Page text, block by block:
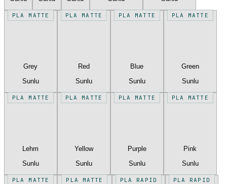
PLA MATTE
Grey
Sunlu
PLA MATTE
Red
Sunlu
PLA MATTE
Blue
Sunlu
PLA MATTE
Green
Sunlu
PLA MATTE
Lehm
Sunlu
PLA MATTE
Yellow
Sunlu
PLA MATTE
Purple
Sunlu
PLA MATTE
Pink
Sunlu
PLA MATTE PLA MATTE PLA RAPID PLA RAPID